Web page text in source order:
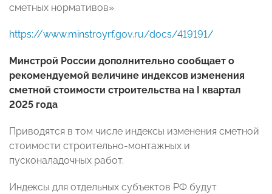
сметных нормативов»
https://www.minstroyrf.gov.ru/docs/419191/
Минстрой России дополнительно сообщает о
рекомендуемой величине индексов изменения
сметной стоимости строительства на I квартал
2025 года
Приводятся в том числе индексы изменения сметной
стоимости строительно-монтажных и
пусконаладочных работ.
Индексы для отдельных субъектов РФ будут